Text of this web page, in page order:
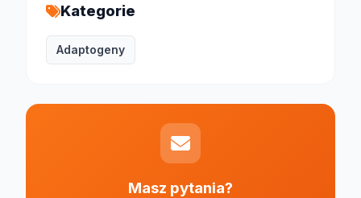
Kategorie
Adaptogeny
Masz pytania?